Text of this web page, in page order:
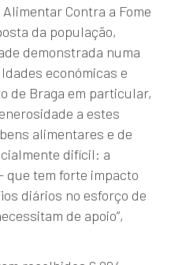
Contra a Fome
da população,
demonstrada numa
económicas e
de Braga em particular,
a estes
alimentares e de
difícil: a
que tem forte impacto
diários no esforço de
de apoio”,